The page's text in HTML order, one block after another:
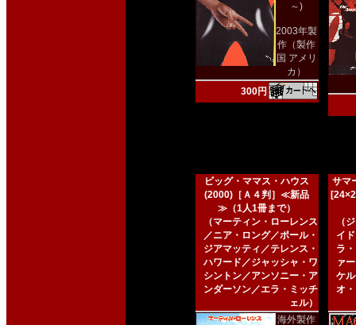
～)
2003年製
作（製作
国 アメリ
カ）
300円
ビッグ・ママス・ハウス
(2000)［Ａ４判］≪新品
≫（1人1冊まで）
（マーティン・ローレンス
／ニア・ロング／ポール・
ジアマッティ／テレンス・
ハワード／ジャッシャ・ワ
シントン／アンソニー・ア
ンダーソン／エラ・ミッチ
ェル）
海外製作
サマ
（
イ
ラ
ァ
ケ
オ